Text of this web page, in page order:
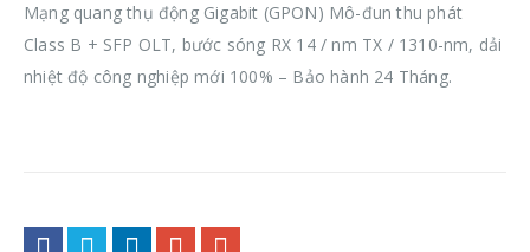
Mạng quang thụ động Gigabit (GPON) Mô-đun thu phát
Class B + SFP OLT, bước sóng RX 14 / nm TX / 1310-nm, dải
nhiệt độ công nghiệp mới 100% – Bảo hành 24 Tháng.